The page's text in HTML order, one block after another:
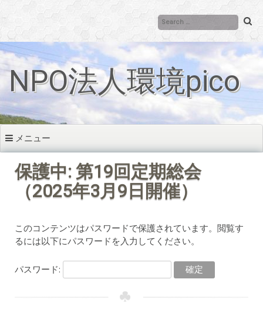
ン
ン
へNPO法人環境pico
メニュー
保護中: 第19回定期総会
（2025年3月9日開催）
このコンテンツはパスワードで保護されています。閲覧す
るには以下にパスワードを入力してください。
パスワード: